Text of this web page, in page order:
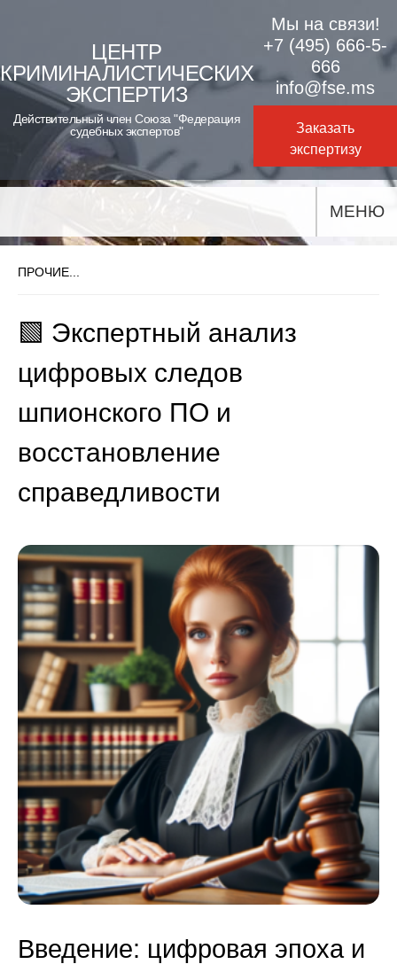
content
ЦЕНТР
КРИМИНАЛИСТИЧЕСКИХ
ЭКСПЕРТИЗ
Действительный член Союза "Федерация
судебных экспертов"
Мы на связи!
+7 (495) 666-5-
666
info@fse.ms
Заказать
экспертизу
МЕНЮ
ПРОЧИЕ...
🟩 Экспертный анализ
цифровых следов
шпионского ПО и
восстановление
справедливости
Введение: цифровая эпоха и